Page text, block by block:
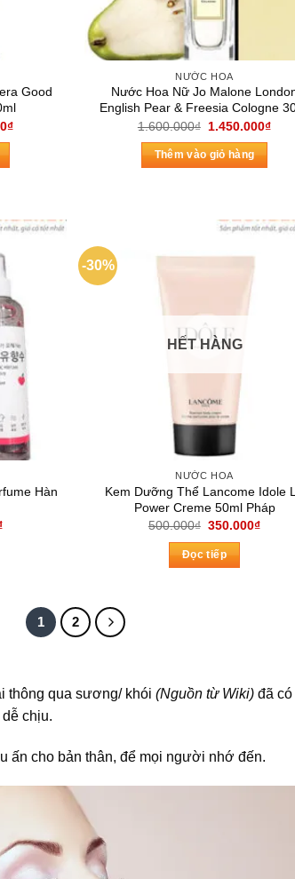
Good
₫Giá
NƯỚC HOA
Nước Hoa Nữ Jo Malone
English Pear & Freesia Cologne
1.600.000₫ Giá
là:
1.600.000₫.
1.450.000₫Giá
Thêm vào giỏ hàng
Hàn
Giá
-30%
HẾT HÀNG
NƯỚC HOA
Kem Dưỡng Thể Lancome Idole
Power Creme 50ml Pháp
500.000₫ Giá
là:
500.000₫.
350.000₫Giá
Đọc tiếp
1 2
thông qua sương/ khói (Nguồn từ Wiki) đã
chịu.
ấn cho bản thân, để mọi người nhớ đến.